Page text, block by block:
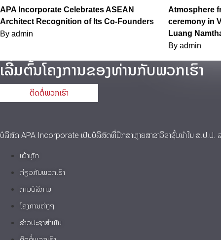
APA Incorporate Celebrates ASEAN
Architect Recognition of Its Co-Founders
By admin
Atmosphere
ceremony in
Luang
By admin
ເລີ່ມຕົ້ນໂຄງການຂອງທ່ານກັບພວກເຮົາ
ຕິດຕໍ່ພວກເຮົາ
ບໍລິສັດ APA Incorporate ເປັນບໍລິສັດທີ່ປຶກສາຫຼາຍສາຂາວິຊາຊັ້ນນໍາໃນ ສ.ປ.ປ.
ໜ້າຫຼັກ
ກ່ຽວກັບພວກເຮົາ
ການບໍລິການ
ໂຄງການຕ່າງໆ
ຂ່າວປະຊາສຳພັນ